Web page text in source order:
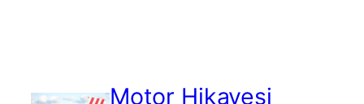
Motor Hikayesi